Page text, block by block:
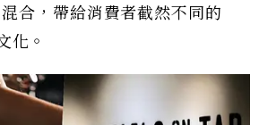
合，帶給消費者截然不同的
。